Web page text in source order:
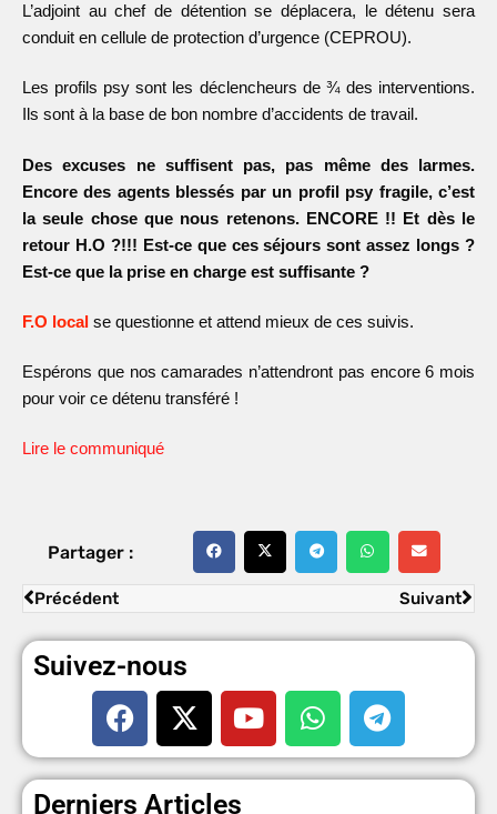
L’adjoint au chef de détention se déplacera, le détenu sera
conduit en cellule de protection d’urgence (CEPROU).
Les profils psy sont les déclencheurs de ¾ des interventions.
Ils sont à la base de bon nombre d’accidents de travail.
Des excuses ne suffisent pas, pas même des larmes.
Encore des agents blessés par un profil psy fragile, c’est
la seule chose que nous retenons. ENCORE !! Et dès le
retour H.O ?!!! Est-ce que ces séjours sont assez longs ?
Est-ce que la prise en charge est suffisante ?
F.O local se questionne et attend mieux de ces suivis.
Espérons que nos camarades n’attendront pas encore 6 mois
pour voir ce détenu transféré !
Lire le communiqué
Partager :
Précédent Suivant
Suivez-nous
Derniers Articles